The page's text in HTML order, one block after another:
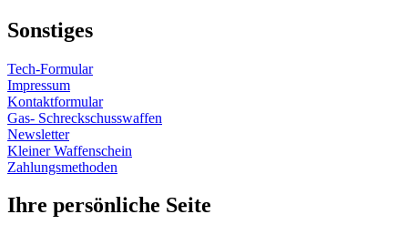
Sonstiges
Tech-Formular
Impressum
Kontaktformular
Gas- Schreckschusswaffen
Newsletter
Kleiner Waffenschein
Zahlungsmethoden
Ihre persönliche Seite